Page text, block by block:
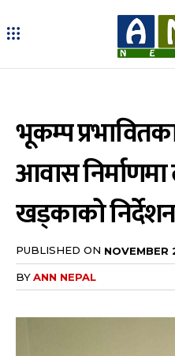
भूकम्प
आवास निर्माणमा
खड्काको निर्देशन
PUBLISHED ON NOVEMBER
BYANN NEPAL